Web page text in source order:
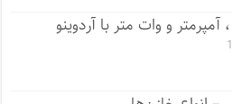
و وات متر با آردوینو